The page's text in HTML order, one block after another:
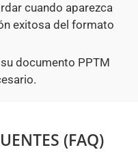
cuando aparezca
exitosa del formato
documento PPTM
(FAQ)